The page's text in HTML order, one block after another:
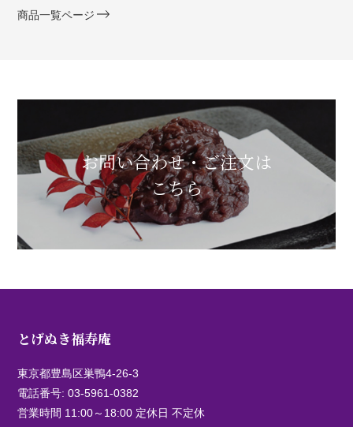
商品一覧ページ
お問い合わせ・ご注文は
こちら
とげぬき福寿庵
東京都豊島区巣鴨4-26-3
電話番号:03-5961-0382
営業時間 11:00～18:00 定休日 不定休